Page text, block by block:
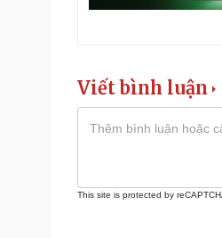
Viết bình luận
This site is protected by